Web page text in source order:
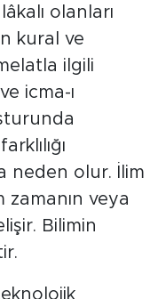
her biri birer
olanları
kural ve
ilgili
icma-ı
neden olur. İlim
veya
Bilimin